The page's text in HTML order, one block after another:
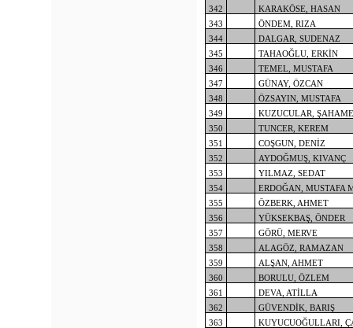
342
KARAKÖSE, HASAN
343
ÖNDEM, RIZA
344
DALGAR, SUDENAZ
345
TAHAOĞLU, ERKİN
346
TEMEL, MUSTAFA
347
GÜNAY, ÖZCAN
348
ÖZSAYIN, MUSTAFA
349
KUZUCULAR,
350
TUNCER, KEREM
351
COŞGUN, DENİZ
352
AYDOĞMUŞ, KIVANÇ
353
YILMAZ, SEDAT
354
ERDOĞAN, MUSTAFA
355
ÖZBERK, AHMET
356
YÜKSEKBAŞ, ÖNDER
357
GÖRÜ, MERVE
358
ALAGÖZ, RAMAZAN
359
ALŞAN, AHMET
360
BORULU, ÖZLEM
361
DEVA, ATİLLA
362
GÜVENDİK, BARIŞ
363
KUYUCUOĞULLARI,